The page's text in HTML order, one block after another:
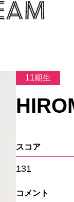
11期生
スコア
131
コメント